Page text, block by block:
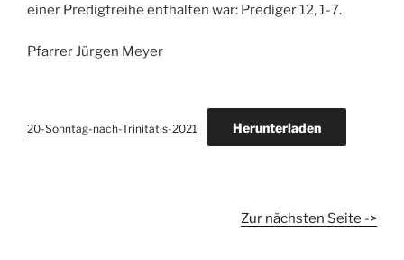
einer Predigtreihe enthalten war: Prediger 12, 1-7.
Pfarrer Jürgen Meyer
20-Sonntag-nach-Trinitatis-2021 Herunterladen
Zur nächsten Seite ->